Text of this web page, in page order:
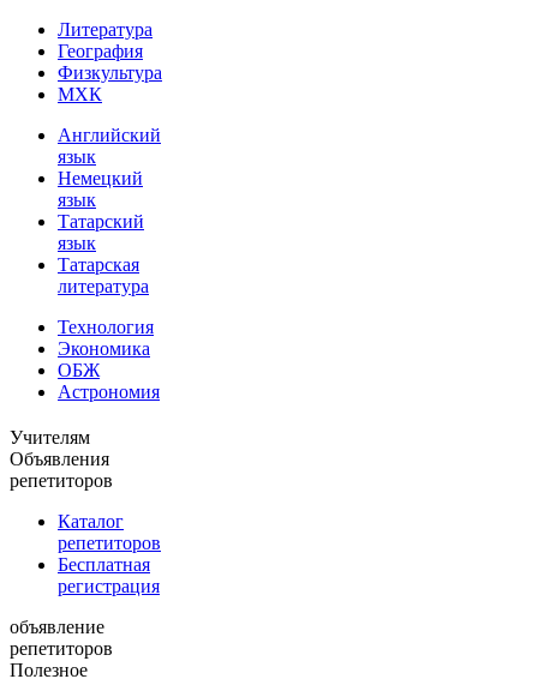
Литература
География
Физкультура
МХК
Английский
язык
Немецкий
язык
Татарский
язык
Татарская
литература
Технология
Экономика
ОБЖ
Астрономия
Учителям
Объявления
репетиторов
Каталог
репетиторов
Бесплатная
регистрация
объявление
репетиторов
Полезное